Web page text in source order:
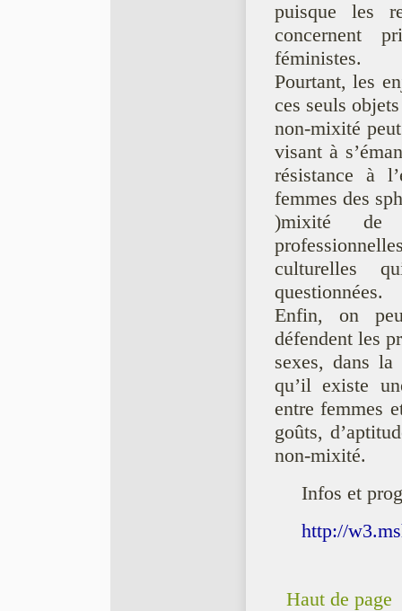
puisque les
concernent
féministes.
Pourtant, les
ces seuls
non-mixité
visant à
résistance à
femmes des
)mixité de
culturelles
questionnées.
Enfin, on
défendent les
sexes, dans
qu’il existe
entre femmes
goûts,
non-mixité.
Infos et
http://
Haut de page